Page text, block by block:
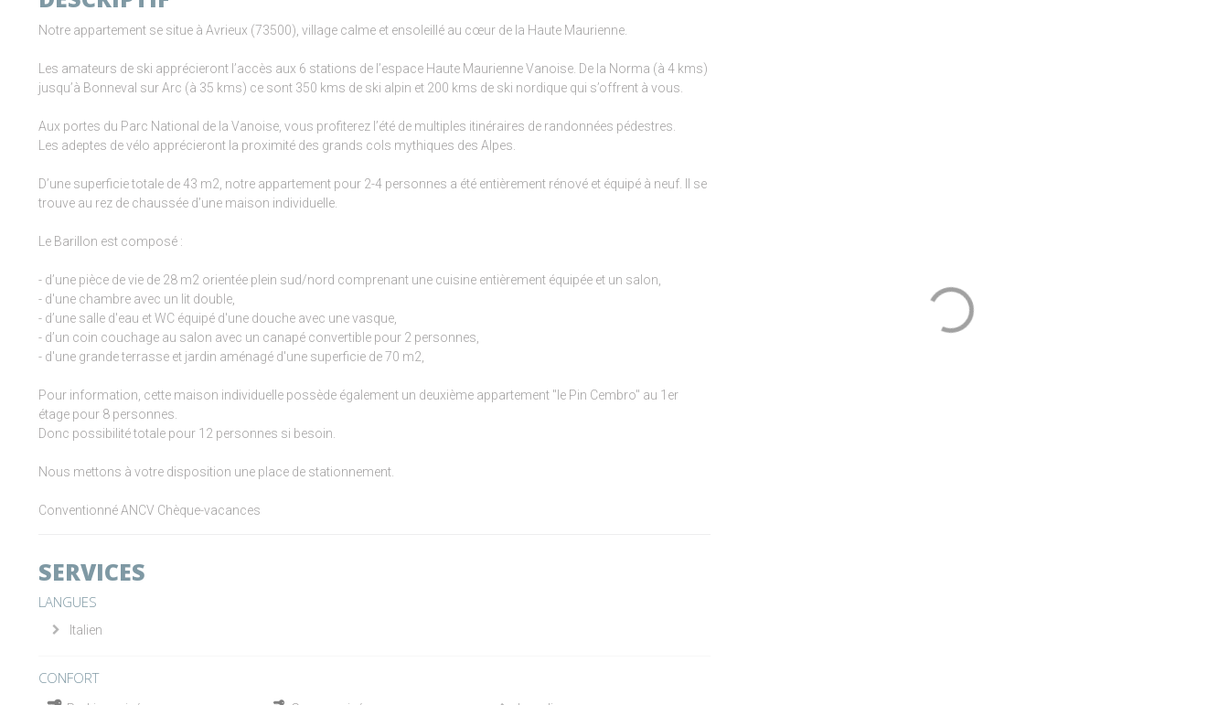
Notre appartement se situe à Avrieux (73500), village calme et ensoleillé au cœur de la Haute Maurienne.
Les amateurs de ski apprécieront l’accès aux 6 stations de l’espace Haute Maurienne Vanoise. De la Norma (à 4 kms)
jusqu’à Bonneval sur Arc (à 35 kms) ce sont 350 kms de ski alpin et 200 kms de ski nordique qui s’offrent à vous.
Aux portes du Parc National de la Vanoise, vous profiterez l’été de multiples itinéraires de randonnées pédestres.
Les adeptes de vélo apprécieront la proximité des grands cols mythiques des Alpes.
D’une superficie totale de 43 m2, notre appartement pour 2-4 personnes a été entièrement rénové et équipé à neuf. Il se
trouve au rez de chaussée d’une maison individuelle.
Le Barillon est composé :
- d’une pièce de vie de 28 m2 orientée plein sud/nord comprenant une cuisine entièrement équipée et un salon,
- d'une chambre avec un lit double,
- d’une salle d'eau et WC équipé d'une douche avec une vasque,
- d’un coin couchage au salon avec un canapé convertible pour 2 personnes,
- d'une grande terrasse et jardin aménagé d'une superficie de 70 m2,
Pour information, cette maison individuelle possède également un deuxième appartement "le Pin Cembro" au 1er
étage pour 8 personnes.
Donc possibilité totale pour 12 personnes si besoin.
Nous mettons à votre disposition une place de stationnement.
Conventionné ANCV Chèque-vacances
SERVICES
LANGUES
Italien
CONFORT